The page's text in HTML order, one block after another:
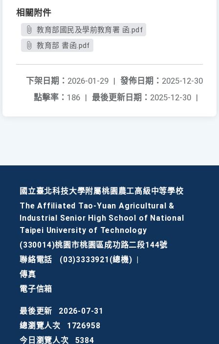
相關附件
教育部國民及學前教育署 函.pdf
教育部 書函.pdf
發佈日期： 2025-12-30
下架日期： 2026-01-29 |
最後更新日期： 2025-12-30 |
點擊率： 186 |
國立臺北科技大學附屬桃園農工高級中等學校
The Affiliated Tao-Yuan Agricultural &
Industrial Senior High School of National
Taipei University of Technology
(330014)桃園市桃園區成功路二段144號
聯絡電話
(03)3333921(總機)
傳真
電子信箱
最後更新
2026-07-31
總瀏覽人次
1726958
今日瀏覽人次
5384